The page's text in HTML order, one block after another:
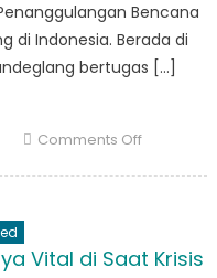
Bencana
di Indonesia. Berada di
bertugas […]
Comments Offon
Vital di Saat Krisis